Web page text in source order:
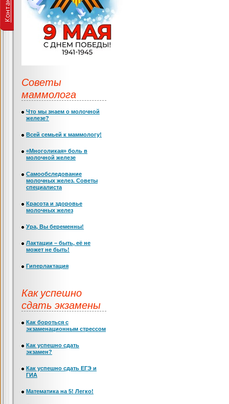
Советы
маммолога
Что мы знаем о молочной
железе?
Всей семьей к маммологу!
«Многоликая» боль в
молочной железе
Самообследование
молочных желез. Советы
специалиста
Красота и здоровье
молочных желез
Ура, Вы беременны!
Лактации – быть, её не
может не быть!
Гиперлактация
Как успешно
сдать экзамены
Как бороться с
экзаменационным стрессом
Как успешно сдать
экзамен?
Как успешно сдать ЕГЭ и
ГИА
Математика на 5! Легко!